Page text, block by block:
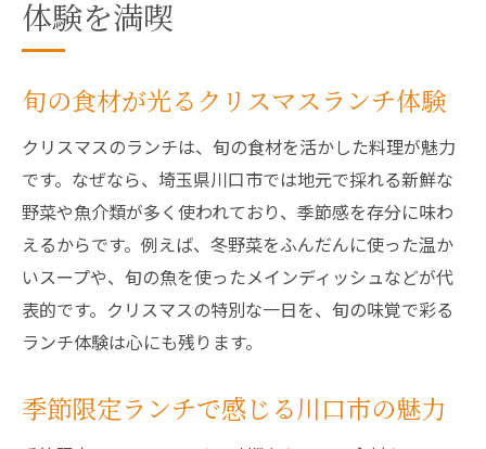
体験を満喫
旬の食材が光るクリスマスランチ体験
クリスマスのランチは、旬の食材を活かした料理が魅力
です。なぜなら、埼玉県川口市では地元で採れる新鮮な
野菜や魚介類が多く使われており、季節感を存分に味わ
えるからです。例えば、冬野菜をふんだんに使った温か
いスープや、旬の魚を使ったメインディッシュなどが代
表的です。クリスマスの特別な一日を、旬の味覚で彩る
ランチ体験は心にも残ります。
季節限定ランチで感じる川口市の魅力